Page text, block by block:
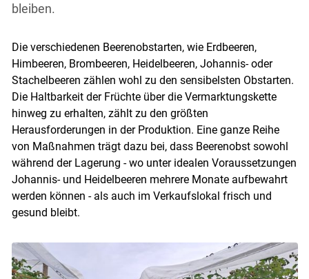
bleiben.
Die verschiedenen Beerenobstarten, wie Erdbeeren,
Himbeeren, Brombeeren, Heidelbeeren, Johannis- oder
Stachelbeeren zählen wohl zu den sensibelsten Obstarten.
Die Haltbarkeit der Früchte über die Vermarktungskette
hinweg zu erhalten, zählt zu den größten
Herausforderungen in der Produktion. Eine ganze Reihe
von Maßnahmen trägt dazu bei, dass Beerenobst sowohl
während der Lagerung - wo unter idealen Voraussetzungen
Johannis- und Heidelbeeren mehrere Monate aufbewahrt
werden können - als auch im Verkaufslokal frisch und
gesund bleibt.